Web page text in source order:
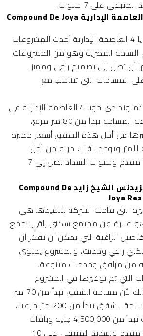
كمبوند دي جويا 4 العاصمة الإدارية Compound De Joya
أحدث المشروعات
الساحة المصرية وهو من المشروعات
أن تصل إلى تصميم راقي ومميز
المساحات التي تتناسب مع
حيث أن الشقق في كمبوند دي جويا 4 العاصمة الإدارية في
موقع حيوي ومتنوعة المساحة تبدأ من 80 متر مربع،
من أجل هذه الشقق أسعار مميزة
45,000 جنيه للمتر ويوجد باقات مرنة من أجل
التسديد تبدأ من 10% مقدم وسنوات السداد تصل إلى 7
كمبوند دي جويا ريزيدنس الشيخ زايد Compound De
Joya
التي قامت الشركة بتنفيذها هي
عبارة عن مجتمع سكني راقي يجمع
الراقية التي يمكن أن تفكر أن
راقي وحديث، والمشروع يحتوي
من مرافق وخدمات متنوعة.
التي تم توفيرها في المشروع
مساحات متنوعة، وذلك لأن مساحة الشقق تبدأ من 70 متر
مربع، بالإضافة إلى مساحة الشقق تبدأ من 200 متر مرعب،
وأسعار هذه الوحدات تبدأ من 4,500,000 جنيه وباقات
التسديد تبدأ من 10% مقدم وتسديد المتبقي على 10